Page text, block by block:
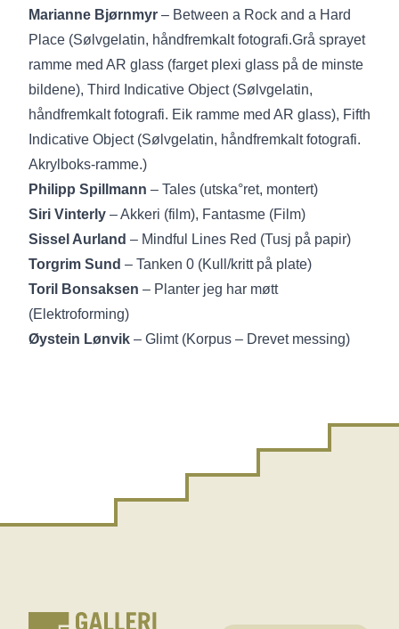
Marianne Bjørnmyr – Between a Rock and a Hard
Place (Sølvgelatin, håndfremkalt fotografi.Grå sprayet
ramme med AR glass (farget plexi glass på de minste
bildene), Third Indicative Object (Sølvgelatin,
håndfremkalt fotografi. Eik ramme med AR glass), Fifth
Indicative Object (Sølvgelatin, håndfremkalt fotografi.
Akrylboks-ramme.)
Philipp Spillmann – Tales (utska°ret, montert)
Siri Vinterly – Akkeri (film), Fantasme (Film)
Sissel Aurland – Mindful Lines Red (Tusj på papir)
Torgrim Sund – Tanken 0 (Kull/kritt på plate)
Toril Bonsaksen – Planter jeg har møtt
(Elektroforming)
Øystein Lønvik – Glimt (Korpus – Drevet messing)